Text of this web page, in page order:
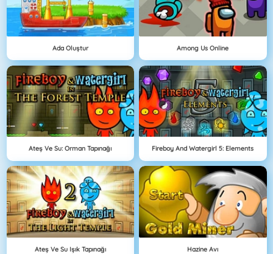
Ada Oluştur Among Us Online
Ateş Ve Su: Orman Tapınağı Fireboy And Watergirl 5: Elements
Ateş Ve Su Işık Tapınağı Hazine Avı